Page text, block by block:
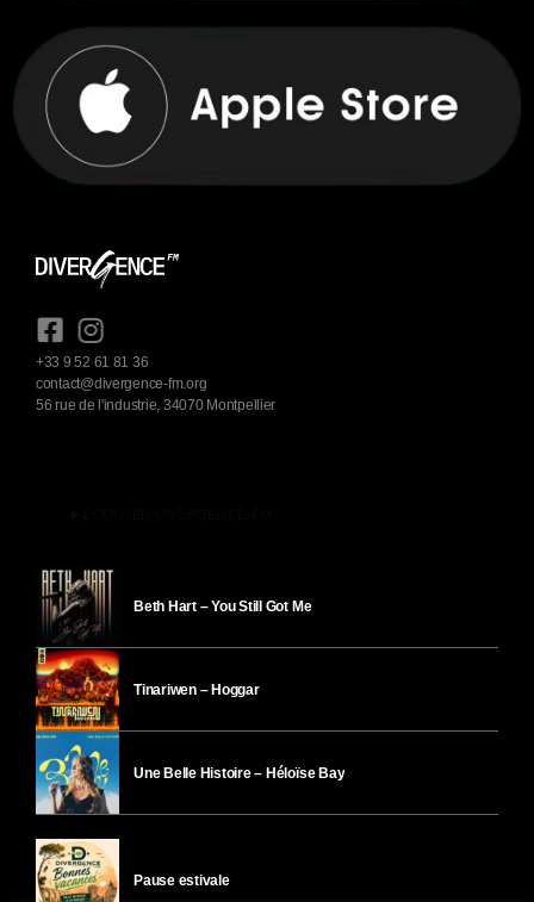
+33 9 52 61 81 36
contact@divergence-fm.org
56 rue de l'industrie, 34070 Montpellier
Beth Hart – You Still Got Me
Tinariwen – Hoggar
Une Belle Histoire – Héloïse Bay
Pause estivale